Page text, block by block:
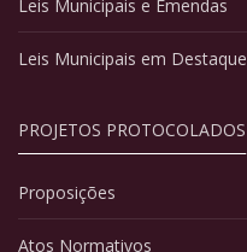
Leis Municipais e Emendas
Leis Municipais em Destaque
PROJETOS PROTOCOLADOS
Proposições
Atos Normativos